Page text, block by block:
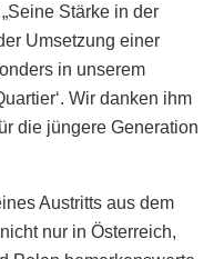
Stärke in der
Umsetzung einer
in unserem
Wir danken ihm
die jüngere Generation
Austritts aus dem
nur in Österreich,